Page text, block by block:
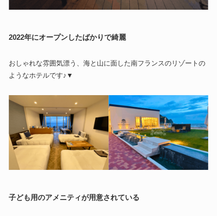
2022年にオープンしたばかりで綺麗
おしゃれな雰囲気漂う、海と山に面した南フランスのリゾートの
ようなホテルです♪▼
子ども用のアメニティが用意されている